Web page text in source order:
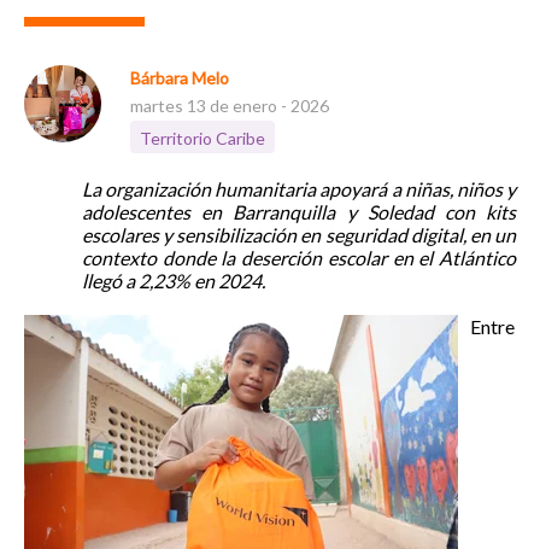
Bárbara Melo
martes 13 de enero - 2026
Territorio Caribe
La organización humanitaria apoyará a niñas, niños y
adolescentes en Barranquilla y Soledad con kits
escolares y sensibilización en seguridad digital, en un
contexto donde la deserción escolar en el Atlántico
llegó a 2,23% en 2024.
Entre